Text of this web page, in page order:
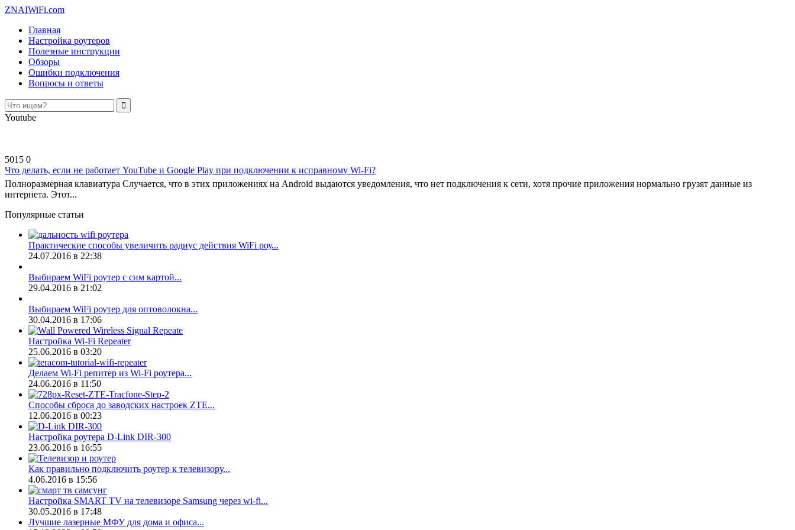
ZNAIWiFi.com
Главная
Настройка роутеров
Полезные инструкции
Обзоры
Ошибки подключения
Вопросы и ответы
Youtube
5015 0
Что делать, если не работает YouTube и Google Play при подключении к исправному Wi-Fi?
Полноразмерная клавиатура Случается, что в этих приложениях на Android выдаются уведомления, что нет подключения к сети, хотя прочие приложения нормально грузят данные из
интернета. Этот...
Популярные статьи
Практические способы увеличить радиус действия WiFi роу...
24.07.2016 в 22:38
Выбираем WiFi роутер с сим картой...
29.04.2016 в 21:02
Выбираем WiFi роутер для оптоволокна...
30.04.2016 в 17:06
Настройка Wi-Fi Repeater
25.06.2016 в 03:20
Делаем Wi-Fi репитер из Wi-Fi роутера...
24.06.2016 в 11:50
Способы сброса до заводских настроек ZTE...
12.06.2016 в 00:23
Настройка роутера D-Link DIR-300
23.06.2016 в 16:55
Как правильно подключить роутер к телевизору...
4.06.2016 в 15:56
Настройка SMART TV на телевизоре Samsung через wi-fi...
30.05.2016 в 17:48
Лучшие лазерные МФУ для дома и офиса...